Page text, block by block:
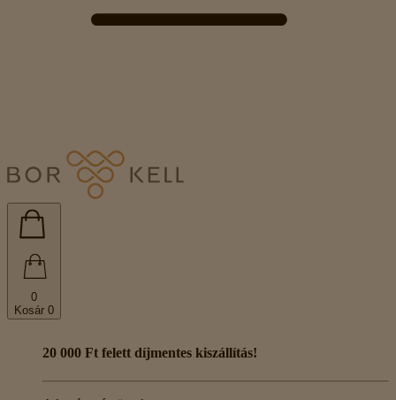
0
Kosár 0
20 000 Ft felett díjmentes kiszállítás!